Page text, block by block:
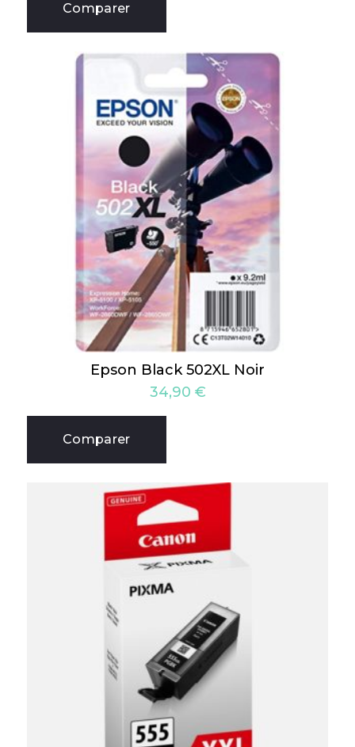
Comparer
Epson Black 502XL Noir
34,90 €
Comparer